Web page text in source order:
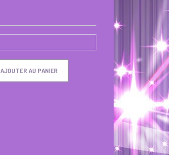
AJOUTER AU PANIER